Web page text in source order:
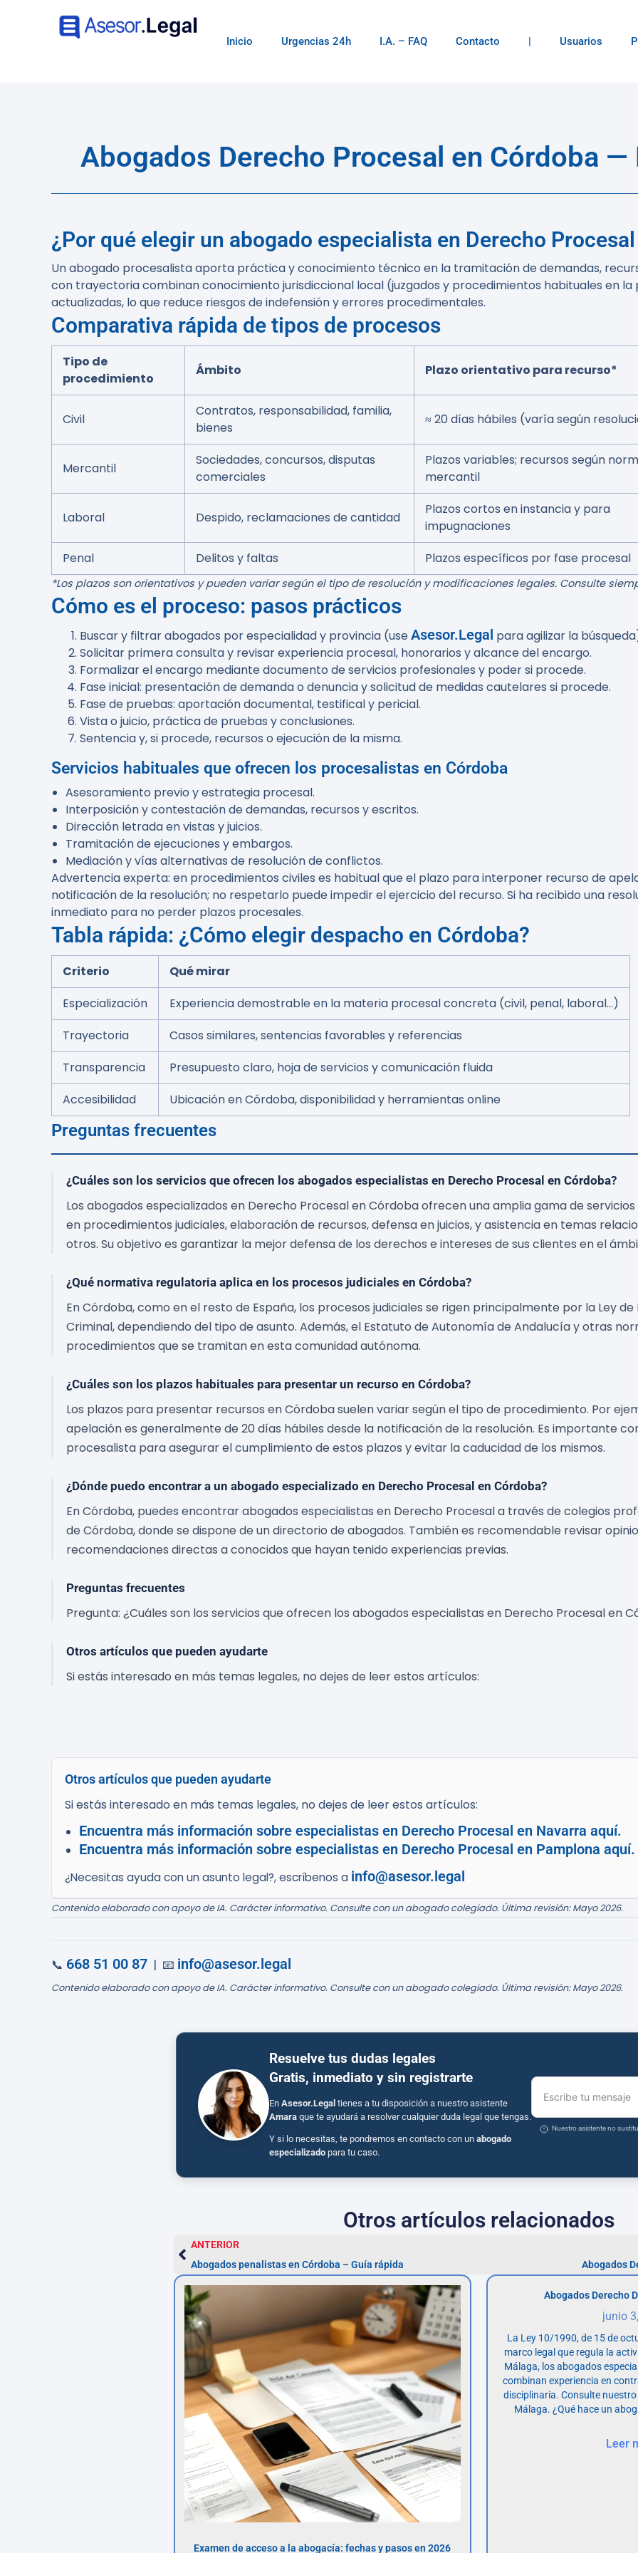
Inicio Urgencias 24h I.A. – FAQ Contacto | Usuarios
Abogados Derecho Procesal en Córdoba
¿Por qué elegir un abogado especialista en Derecho
Un abogado procesalista aporta práctica y conocimiento técnico en la tramitación de demandas,
con trayectoria combinan conocimiento jurisdiccional local (juzgados y procedimientos habituales en
actualizadas, lo que reduce riesgos de indefensión y errores procedimentales.
Comparativa rápida de tipos de procesos
Tipo de
procedimiento
Ámbito Plazo orientativo para recurso*
Civil
Contratos, responsabilidad, familia,
bienes
≈ 20 días hábiles (varía según
Mercantil
Sociedades, concursos, disputas
comerciales
Plazos variables; recursos según
mercantil
Laboral Despido, reclamaciones de cantidad
Plazos cortos en instancia y para
impugnaciones
Penal
Delitos y faltas Plazos específicos por fase procesal
*Los plazos son orientativos y pueden variar según el tipo de resolución y modificaciones legales. Consulte
Cómo es el proceso: pasos prácticos
Buscar y filtrar abogados por especialidad y provincia (useAsesor.Legal para agilizar la
Solicitar primera consulta y revisar experiencia procesal, honorarios y alcance del encargo.
Formalizar el encargo mediante documento de servicios profesionales y poder si procede.
Fase inicial: presentación de demanda o denuncia y solicitud de medidas cautelares si procede.
Fase de pruebas: aportación documental, testifical y pericial.
Vista o juicio, práctica de pruebas y conclusiones.
Sentencia y, si procede, recursos o ejecución de la misma.
Servicios habituales que ofrecen los procesalistas en Córdoba
Asesoramiento previo y estrategia procesal.
Interposición y contestación de demandas, recursos y escritos.
Dirección letrada en vistas y juicios.
Tramitación de ejecuciones y embargos.
Mediación y vías alternativas de resolución de conflictos.
Advertencia experta: en procedimientos civiles es habitual que el plazo para interponer recurso de
notificación de la resolución; no respetarlo puede impedir el ejercicio del recurso. Si ha recibido una
inmediato para no perder plazos procesales.
Tabla rápida: ¿Cómo elegir despacho en Córdoba?
Criterio
Qué mirar
Especialización
Experiencia demostrable en la materia procesal concreta (civil, penal, laboral…)
Trayectoria
Casos similares, sentencias favorables y referencias
Transparencia
Presupuesto claro, hoja de servicios y comunicación fluida
Accesibilidad
Ubicación en Córdoba, disponibilidad y herramientas online
Preguntas frecuentes
¿Cuáles son los servicios que ofrecen los abogados especialistas en Derecho Procesal en Córdoba?
Los abogados especializados en Derecho Procesal en Córdoba ofrecen una amplia gama de
en procedimientos judiciales, elaboración de recursos, defensa en juicios, y asistencia en temas
otros. Su objetivo es garantizar la mejor defensa de los derechos e intereses de sus clientes en el
¿Qué normativa regulatoria aplica en los procesos judiciales en Córdoba?
En Córdoba, como en el resto de España, los procesos judiciales se rigen principalmente por la Ley de
Criminal, dependiendo del tipo de asunto. Además, el Estatuto de Autonomía de Andalucía y otras
procedimientos que se tramitan en esta comunidad autónoma.
¿Cuáles son los plazos habituales para presentar un recurso en Córdoba?
Los plazos para presentar recursos en Córdoba suelen variar según el tipo de procedimiento. Por
apelación es generalmente de 20 días hábiles desde la notificación de la resolución. Es importante
procesalista para asegurar el cumplimiento de estos plazos y evitar la caducidad de los mismos.
¿Dónde puedo encontrar a un abogado especializado en Derecho Procesal en Córdoba?
En Córdoba, puedes encontrar abogados especialistas en Derecho Procesal a través de colegios
de Córdoba, donde se dispone de un directorio de abogados. También es recomendable revisar
recomendaciones directas a conocidos que hayan tenido experiencias previas.
Preguntas frecuentes
Pregunta: ¿Cuáles son los servicios que ofrecen los abogados especialistas en Derecho Procesal en
Otros artículos que pueden ayudarte
Si estás interesado en más temas legales, no dejes de leer estos artículos:
Otros artículos que pueden ayudarte
Si estás interesado en más temas legales, no dejes de leer estos artículos:
Encuentra más información sobre especialistas en Derecho Procesal en Navarra aquí.
Encuentra más información sobre especialistas en Derecho Procesal en Pamplona aquí.
¿Necesitas ayuda con un asunto legal?, escríbenos a info@asesor.legal
Contenido elaborado con apoyo de IA. Carácter informativo. Consulte con un abogado colegiado. Última revisión: Mayo 2026.
📞 668 51 00 87 | 📧 info@asesor.legal
Contenido elaborado con apoyo de IA. Carácter informativo. Consulte con un abogado colegiado. Última revisión: Mayo 2026.
Resuelve tus dudas legales
Gratis, inmediato y sin registrarte
En Asesor.Legal tienes a tu disposición a nuestro asistente
Amara que te ayudará a resolver cualquier duda legal que tengas.
Y si lo necesitas, te pondremos en contacto con un abogado
especializado para tu caso.
Escribe tu mensaje
Nuestro asistente no
Otros artículos relacionados
ANTERIOR
Abogados penalistas en Córdoba – Guía rápida
Abogados
Examen de acceso a la abogacía: fechas y pasos en 2026
Abogados Derecho
junio
La Ley 10/1990, de 15 de
marco legal que regula la
Málaga, los abogados
combinan experiencia en
disciplinaria. Consulte
Málaga. ¿Qué hace un
Leer